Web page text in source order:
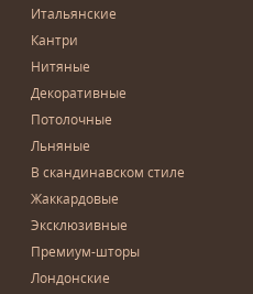
Итальянские
Кантри
Нитяные
Декоративные
Потолочные
Льняные
В скандинавском стиле
Жаккардовые
Эксклюзивные
Премиум-шторы
Лондонские